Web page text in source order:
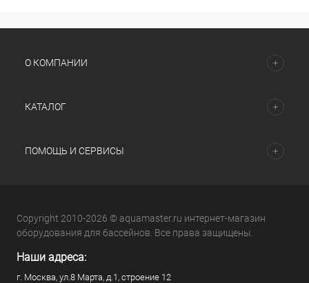
О КОМПАНИИ
КАТАЛОГ
ПОМОЩЬ И СЕРВИСЫ
Copyright 2010-2026 © aquamaster.ru интернет-магазин
оборудования для бассейнов. Все права защищены.
Наши адреса:
г. Москва, ул.8 Марта, д.1, строение 12